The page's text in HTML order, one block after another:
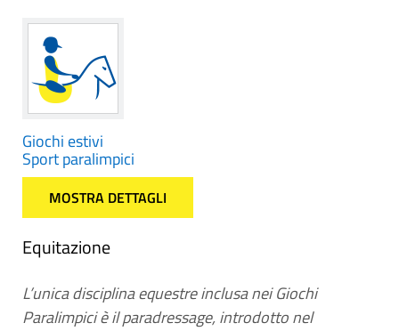
Giochi estivi
Sport paralimpici
MOSTRA DETTAGLI
Equitazione
L’unica disciplina equestre inclusa nei Giochi
Paralimpici è il paradressage, introdotto nel